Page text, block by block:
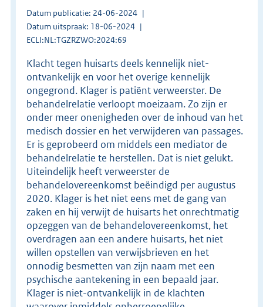
Datum publicatie: 24-06-2024
Datum uitspraak: 18-06-2024
ECLI:NL:TGZRZWO:2024:69
Klacht tegen huisarts deels kennelijk niet-
ontvankelijk en voor het overige kennelijk
ongegrond. Klager is patiënt verweerster. De
behandelrelatie verloopt moeizaam. Zo zijn er
onder meer onenigheden over de inhoud van het
medisch dossier en het verwijderen van passages.
Er is geprobeerd om middels een mediator de
behandelrelatie te herstellen. Dat is niet gelukt.
Uiteindelijk heeft verweerster de
behandelovereenkomst beëindigd per augustus
2020. Klager is het niet eens met de gang van
zaken en hij verwijt de huisarts het onrechtmatig
opzeggen van de behandelovereenkomst, het
overdragen aan een andere huisarts, het niet
willen opstellen van verwijsbrieven en het
onnodig besmetten van zijn naam met een
psychische aantekening in een bepaald jaar.
Klager is niet-ontvankelijk in de klachten